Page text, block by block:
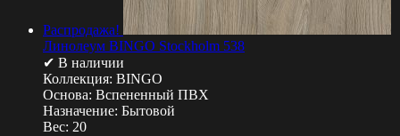
Распродажа!
Линолеум BINGO Stockholm 538
✔ В наличии
Коллекция: BINGO
Основа: Вспененный ПВХ
Назначение: Бытовой
Вес: 20